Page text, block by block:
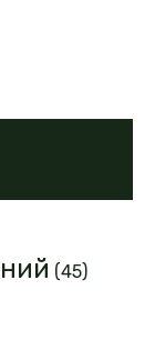
4545
товаров